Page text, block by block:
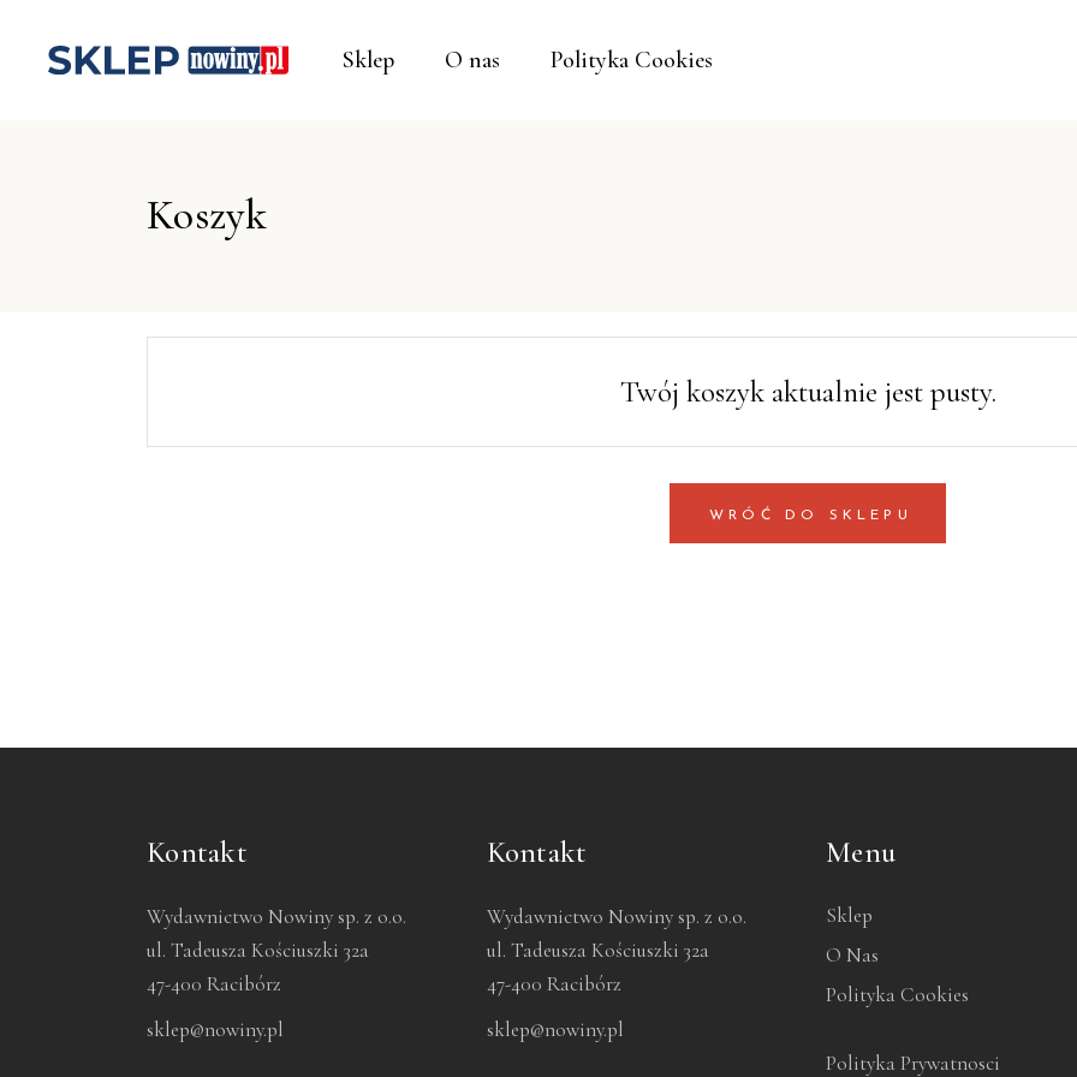
Sklep O nas Polityka Cookies
Koszyk
Twój koszyk aktualnie jest pusty.
WRÓĆ DO SKLEPU
Kontakt
Wydawnictwo Nowiny sp. z o.o.
ul. Tadeusza Kościuszki 32a
47-400 Racibórz
sklep@nowiny.pl
Kontakt
Wydawnictwo Nowiny sp. z o.o.
ul. Tadeusza Kościuszki 32a
47-400 Racibórz
sklep@nowiny.pl
Menu
Sklep
O Nas
Polityka Cookies
Polityka Prywatnosci